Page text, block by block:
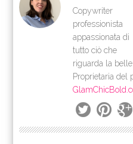
Copywriter
professionista
appassionata di
tutto ciò che
riguarda la
Proprietaria del